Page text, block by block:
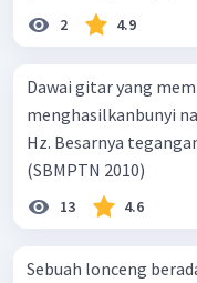
2 4.9
Dawai gitar yang
menghasilkanbunyi
Hz. Besarnya
(SBMPTN 2010)
13 4.6
Sebuah lonceng